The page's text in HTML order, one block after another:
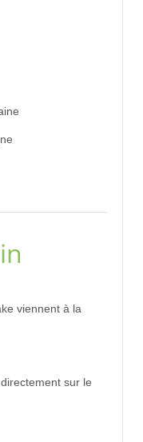
viennent à la
sur le